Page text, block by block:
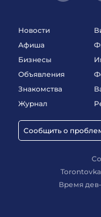
Новости
Афиша
Бизнесы
Объявления
Знакомства
Журнал
Сообщить о
Время дев-